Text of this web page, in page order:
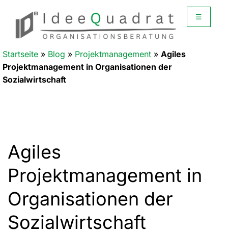
☰
Startseite » Blog » Projektmanagement » Agiles
Projektmanagement in Organisationen der
Sozialwirtschaft
Agiles
Projektmanagement in
Organisationen der
Sozialwirtschaft